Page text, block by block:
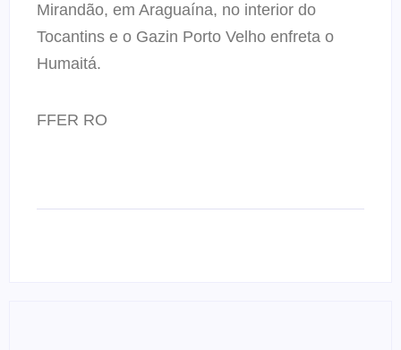
Mirandão, em Araguaína, no interior do
Tocantins e o Gazin Porto Velho enfreta o
Humaitá.
FFER RO